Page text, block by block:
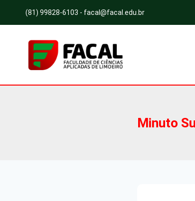
Conteúdo
(81) 99828-6103 - facal@facal.edu.br
Minuto